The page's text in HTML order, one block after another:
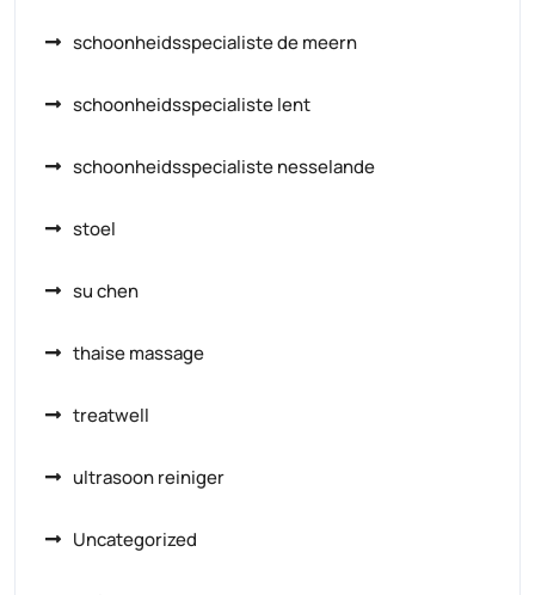
schoonheidsspecialiste de meern
schoonheidsspecialiste lent
schoonheidsspecialiste nesselande
stoel
su chen
thaise massage
treatwell
ultrasoon reiniger
Uncategorized